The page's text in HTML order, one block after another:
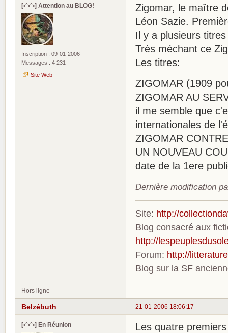
[•°•°•] Attention au BLOG!
Inscription : 09-01-2006
Messages : 4 231
Site Web
Zigomar, le maître
Léon Sazie.
Il y a plusieurs
Très méchant ce
Les titres:
ZIGOMAR (1909
ZIGOMAR AU
il me semble que
internationales de
ZIGOMAR
UN NOUVEAU
date de la 1ere
Dernière modification
Site: http://
Blog consacré aux
http://
Forum: http://
Blog sur la SF
Hors ligne
21-01-2006 18:06:17
Belzébuth
[•°•°•] En Réunion Les quatre